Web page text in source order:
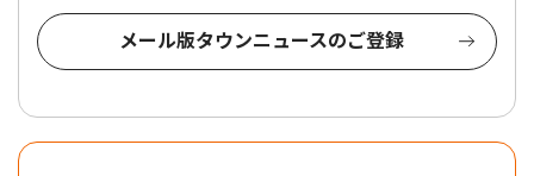
メール版タウンニュースのご登録